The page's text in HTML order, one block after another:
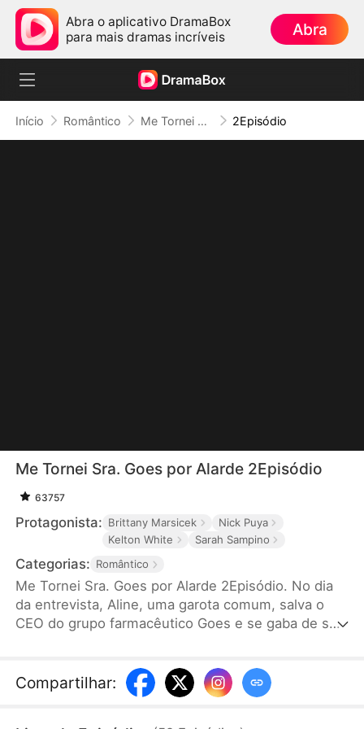
Abra o aplicativo DramaBox
para mais dramas incríveis
Abra
Início Romântico Me Tornei Sra. Goes por Alarde 2Episódio
Me Tornei Sra. Goes por Alarde 2Episódio
63757
Protagonista: Brittany Marsicek
Nick Puya
Kelton White
Sarah Sampino
Categorias: Romântico
Me Tornei Sra. Goes por Alarde 2Episódio. No dia
da entrevista, Aline, uma garota comum, salva o
CEO do grupo farmacêutico Goes e se gaba de ser
também se casa com ela de repente.
Compartilhar: